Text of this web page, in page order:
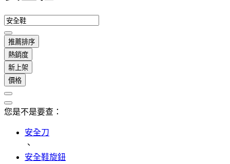
推薦排序
熱銷度
新上架
價格
您是不是要查：
安全刀
、
安全鞋旋鈕